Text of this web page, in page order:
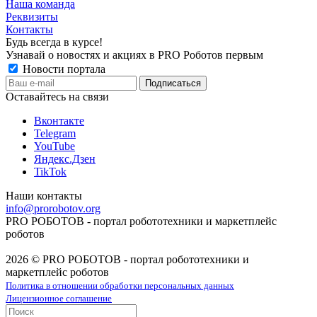
Наша команда
Реквизиты
Контакты
Будь всегда в курсе!
Узнавай о новостях и акциях в PRO Роботов первым
Новости портала
Оставайтесь на связи
Вконтакте
Telegram
YouTube
Яндекс.Дзен
TikTok
Наши контакты
info@prorobotov.org
PRO РОБОТОВ - портал робототехники и маркетплейс
роботов
2026 © PRO РОБОТОВ - портал робототехники и
маркетплейс роботов
Политика в отношении обработки персональных данных
Лицензионное соглашение